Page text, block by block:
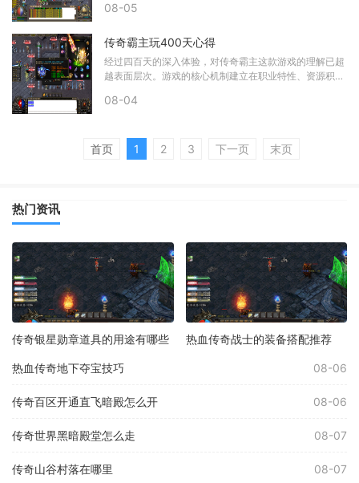
08-05
传奇霸主玩400天心得
经过四百天的深入体验，对传奇霸主这款游戏的理解已超
越表面层次。游戏的核心机制建立在职业特性、资源积累
08-04
首页 1 2 3 下一页 末页
热门资讯
传奇银星勋章道具的用途有哪些 热血传奇战士的装备搭配推荐
热血传奇地下夺宝技巧 08-06
传奇百区开通直飞暗殿怎么开 08-06
传奇世界黑暗殿堂怎么走 08-07
传奇山谷村落在哪里 08-07